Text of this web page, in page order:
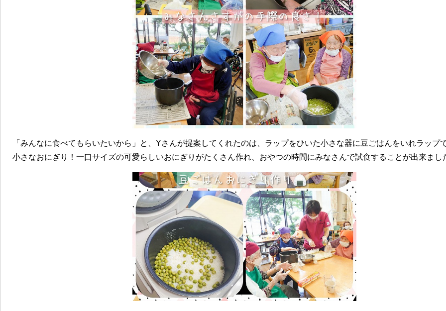
「みんなに食べてもらいたいから」と、Yさんが提案してくれたのは、ラップをひいた小さな器に豆ごはんをいれラップ
小さなおにぎり！一口サイズの可愛らしいおにぎりがたくさん作れ、おやつの時間にみなさんで試食することが出来まし